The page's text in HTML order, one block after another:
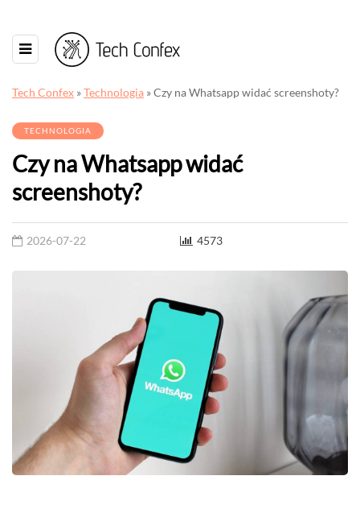
Tech Confex »Technologia »Czy na Whatsapp widać screenshoty?
TECHNOLOGIA
Czy na Whatsapp widać
screenshoty?
2026-07-22 4573